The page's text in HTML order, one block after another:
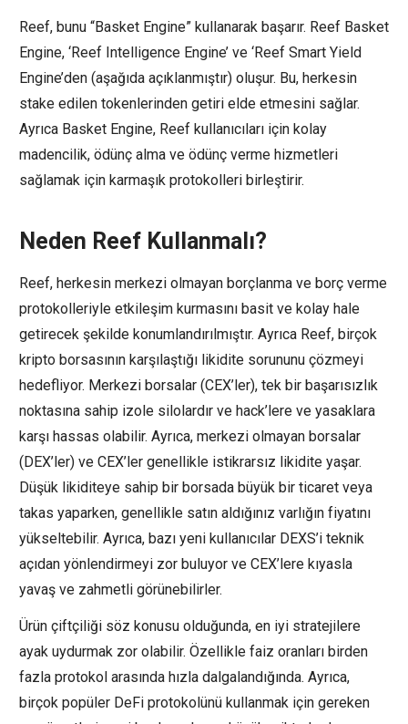
Reef, bunu “Basket Engine” kullanarak başarır. Reef Basket
Engine, ‘Reef Intelligence Engine’ ve ‘Reef Smart Yield
Engine’den (aşağıda açıklanmıştır) oluşur. Bu, herkesin
stake edilen tokenlerinden getiri elde etmesini sağlar.
Ayrıca Basket Engine, Reef kullanıcıları için kolay
madencilik, ödünç alma ve ödünç verme hizmetleri
sağlamak için karmaşık protokolleri birleştirir.
Neden Reef Kullanmalı?
Reef, herkesin merkezi olmayan borçlanma ve borç verme
protokolleriyle etkileşim kurmasını basit ve kolay hale
getirecek şekilde konumlandırılmıştır. Ayrıca Reef, birçok
kripto borsasının karşılaştığı likidite sorununu çözmeyi
hedefliyor. Merkezi borsalar (CEX’ler), tek bir başarısızlık
noktasına sahip izole silolardır ve hack’lere ve yasaklara
karşı hassas olabilir. Ayrıca, merkezi olmayan borsalar
(DEX’ler) ve CEX’ler genellikle istikrarsız likidite yaşar.
Düşük likiditeye sahip bir borsada büyük bir ticaret veya
takas yaparken, genellikle satın aldığınız varlığın fiyatını
yükseltebilir. Ayrıca, bazı yeni kullanıcılar DEXS’i teknik
açıdan yönlendirmeyi zor buluyor ve CEX’lere kıyasla
yavaş ve zahmetli görünebilirler.
Ürün çiftçiliği söz konusu olduğunda, en iyi stratejilere
ayak uydurmak zor olabilir. Özellikle faiz oranları birden
fazla protokol arasında hızla dalgalandığında. Ayrıca,
birçok popüler DeFi protokolünü kullanmak için gereken